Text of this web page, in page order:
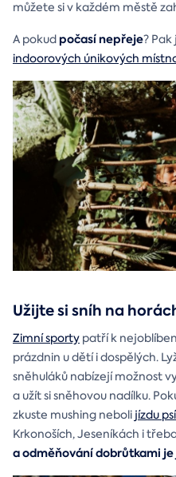
můžete si v každém městě
A pokudpočasí nepřeje?
indoorových únikových
Užijte si sníh na
Zimní sporty patří k
prázdnin u dětí i dospělých.
sněhuláků nabízejí možnost
a užít si sněhovou nadílku.
zkuste mushing neboli jízdu
Krkonoších, Jeseníkách i
a odměňování dobrůtkami je